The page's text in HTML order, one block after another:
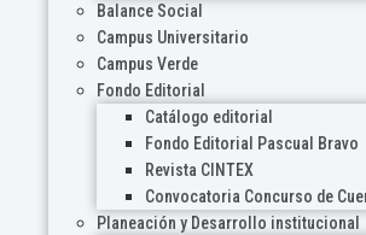
Balance Social
Campus Universitario
Campus Verde
Fondo Editorial
Catálogo editorial
Fondo Editorial Pascual Bravo
Revista CINTEX
Convocatoria Concurso de
Planeación y Desarrollo institucional